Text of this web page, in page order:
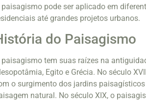
paisagismo pode ser aplicado em
até grandes projetos urbanos.
do Paisagismo
paisagismo tem suas raízes na
Egito e Grécia. No século
o surgimento dos jardins
natural. No século XIX, o